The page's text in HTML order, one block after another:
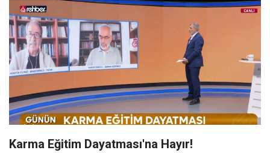
Karma Eğitim Dayatması'na Hayır!